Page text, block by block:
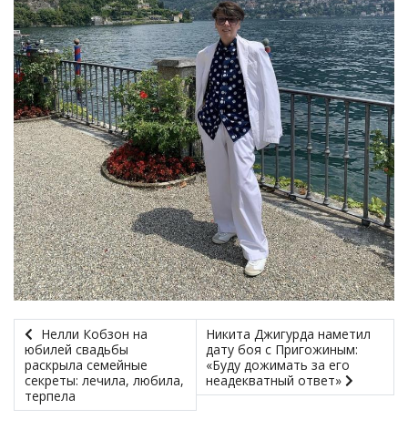
Нелли Кобзон на
юбилей свадьбы
раскрыла семейные
секреты: лечила, любила,
терпела
Никита Джигурда наметил
дату боя с Пригожиным:
«Буду дожимать за его
неадекватный ответ»